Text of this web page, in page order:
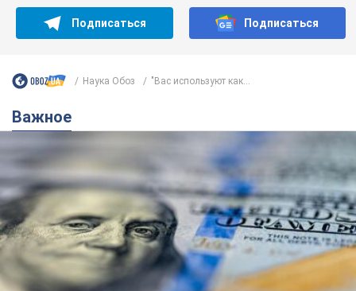
украинцам рассказали, чего ожидать в
ближайшие дни
Каким будет курс валюты в обменниках
11 годин тому 149,6 т.
Украинцам обещают по 850 грн от
мобильных операторов: что не так с
этими сообщениями